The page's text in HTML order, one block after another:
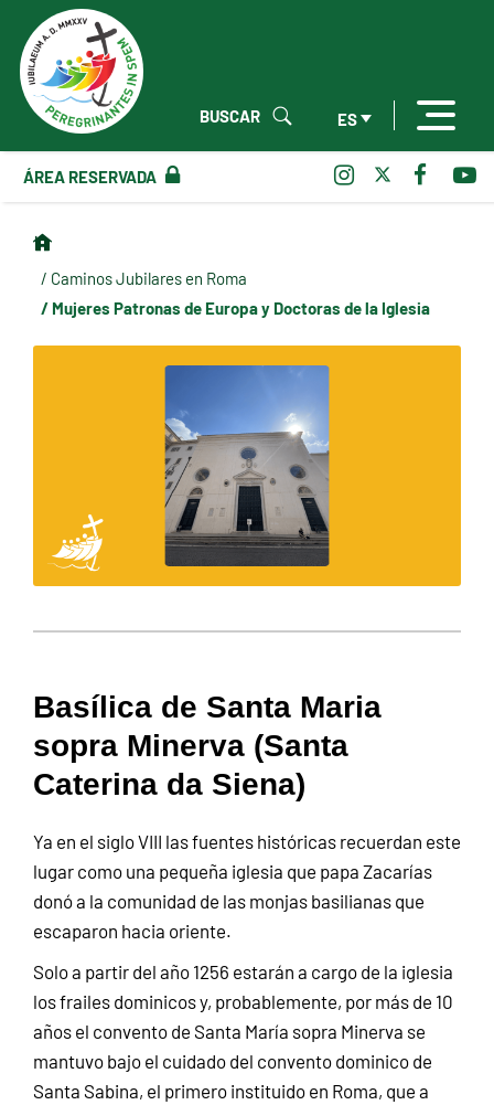
ES
BUSCAR
ÁREA RESERVADA
/ Caminos Jubilares en Roma
/ Mujeres Patronas de Europa y Doctoras de la Iglesia
Basílica de Santa Maria
sopra Minerva (Santa
Caterina da Siena)
Ya en el siglo VIII las fuentes históricas recuerdan este
lugar como una pequeña iglesia que papa Zacarías
donó a la comunidad de las monjas basilianas que
escaparon hacia oriente.
Solo a partir del año 1256 estarán a cargo de la iglesia
los frailes dominicos y, probablemente, por más de 10
años el convento de Santa María sopra Minerva se
mantuvo bajo el cuidado del convento dominico de
Santa Sabina, el primero instituido en Roma, que a